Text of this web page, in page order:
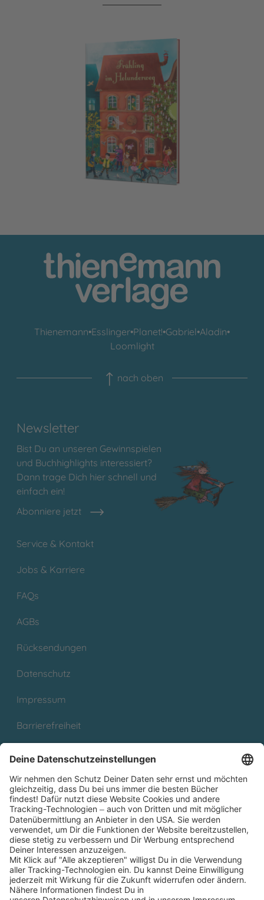
Holunderweg: Frühling im Holunderweg
Thienemann•Esslinger•Planet!•Gabriel•Aladin•
Loomlight
nach oben
Newsletter
Bist Du an unseren Gewinnspielen
und Buchhighlights interessiert?
Dann trage Dich hier schnell und
einfach ein!
Abonniere jetzt
Service & Kontakt
Jobs & Karriere
FAQs
AGBs
Rücksendungen
Datenschutz
Impressum
Barrierefreiheit
Partnerprogramm (Affiliate)
Folge uns auf
* Versandkostenfrei ab 9,00 € Bestellwert innerhalb
Deutschlands